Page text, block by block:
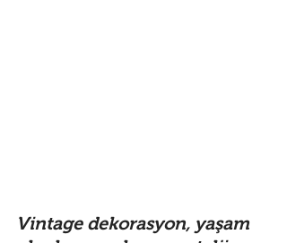
Vintage dekorasyon, yaşam